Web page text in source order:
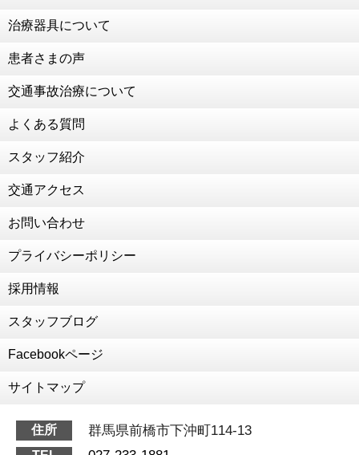
成人のお祝いをいただきました！
お子様連れの患者様も大歓迎！
２０２０年 ありがとうございました
年末年始のお知らせ
RUCOE RUN
細川先生がいらっしゃいました！
2020年6月15日
前田の人生初ダイエット
治療器具について
患者さまの声
交通事故治療について
よくある質問
スタッフ紹介
交通アクセス
お問い合わせ
プライバシーポリシー
採用情報
スタッフブログ
Facebookページ
サイトマップ
住所 群馬県前橋市下沖町114-13